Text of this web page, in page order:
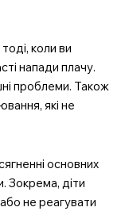
коли ви
напади плачу.
проблеми. Також
які не
основних
Зокрема, діти
не реагувати